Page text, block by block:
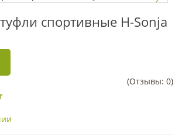
спортивные H-Sonja
(Отзывы: 0)